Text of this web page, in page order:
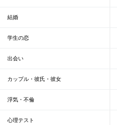
結婚
学生の恋
出会い
カップル・彼氏・彼女
浮気・不倫
心理テスト